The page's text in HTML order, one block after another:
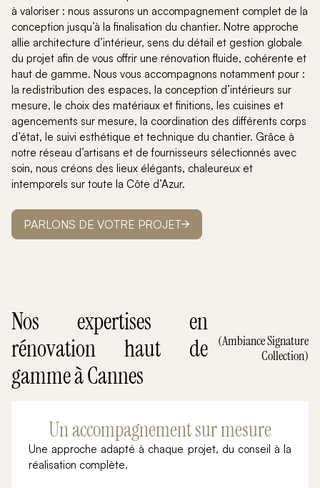
à valoriser : nous assurons un accompagnement complet de la
conception jusqu’à la finalisation du chantier. Notre approche
allie architecture d’intérieur, sens du détail et gestion globale
du projet afin de vous offrir une rénovation fluide, cohérente et
haut de gamme. Nous vous accompagnons notamment pour :
la redistribution des espaces, la conception d’intérieurs sur
mesure, le choix des matériaux et finitions, les cuisines et
agencements sur mesure, la coordination des différents corps
d’état, le suivi esthétique et technique du chantier. Grâce à
notre réseau d’artisans et de fournisseurs sélectionnés avec
soin, nous créons des lieux élégants, chaleureux et
intemporels sur toute la Côte d’Azur.
PARLONS DE VOTRE PROJET
Nos expertises en
rénovation haut de
gamme à Cannes
(Ambiance Signature
Collection)
Un accompagnement sur mesure
Une approche adapté à chaque projet, du conseil à la
réalisation complète.